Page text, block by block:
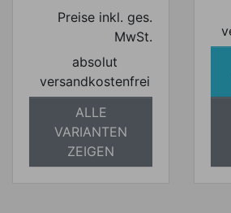
Preise inkl. ges.
MwSt.
absolut
versandkostenfrei
ALLE
VARIANTEN
ZEIGEN